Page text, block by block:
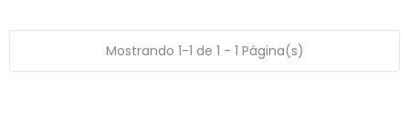
Mostrando 1-1 de 1 - 1 Página(s)